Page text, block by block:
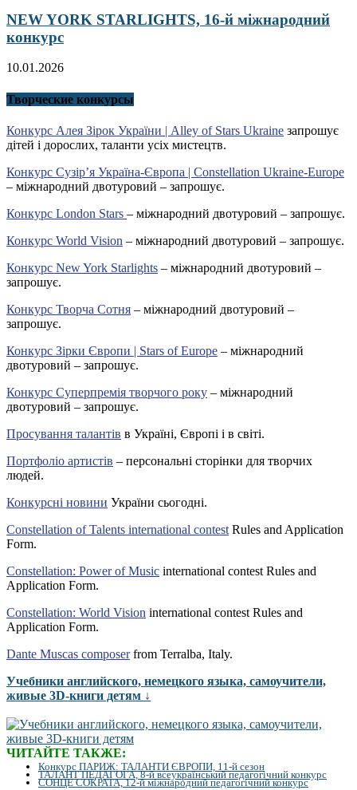
NEW YORK STARLIGHTS, 16-й міжнародний
конкурс
10.01.2026
Творческие конкурсы
Конкурс Алея Зірок України | Alley of Stars Ukraine запрошує
дітей і дорослих, таланти усіх мистецтв.
Конкурс Сузір’я Україна-Європа | Constellation Ukraine-Europe
– міжнародний двотуровий – запрошує.
Конкурс London Stars – міжнародний двотуровий – запрошує.
Конкурс World Vision – міжнародний двотуровий – запрошує.
Конкурс New York Starlights – міжнародний двотуровий –
запрошує.
Конкурс Творча Сотня – міжнародний двотуровий –
запрошує.
Конкурс Зірки Європи | Stars of Europe – міжнародний
двотуровий – запрошує.
Конкурс Суперпремія творчого року – міжнародний
двотуровий – запрошує.
Просування талантів в Україні, Європі і в світі.
Портфоліо артистів – персональні сторінки для творчих
людей.
Конкурсні новини України сьогодні.
Constellation of Talents international contest Rules and Application
Form.
Constellation: Power of Music international contest Rules and
Application Form.
Constellation: World Vision international contest Rules and
Application Form.
Dante Muscas composerfrom Terralba, Italy.
Учебники английского, немецкого языка, самоучители,
живые 3D-книги детям ↓
ЧИТАЙТЕ ТАКЖЕ:
Конкурс ПАРИЖ: ТАЛАНТИ ЄВРОПИ, 11-й сезон
ТАЛАНТ ПЕДАГОГА, 8-й всеукраїнський педагогічний конкурс
СОНЦЕ СОКРАТА, 12-й міжнародний педагогічний конкурс